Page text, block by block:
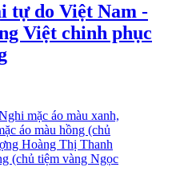
tự do Việt Nam -
Việt chinh phục